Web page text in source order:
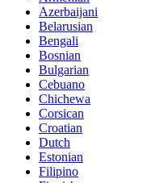
Azerbaijani
Belarusian
Bengali
Bosnian
Bulgarian
Cebuano
Chichewa
Corsican
Croatian
Dutch
Estonian
Filipino